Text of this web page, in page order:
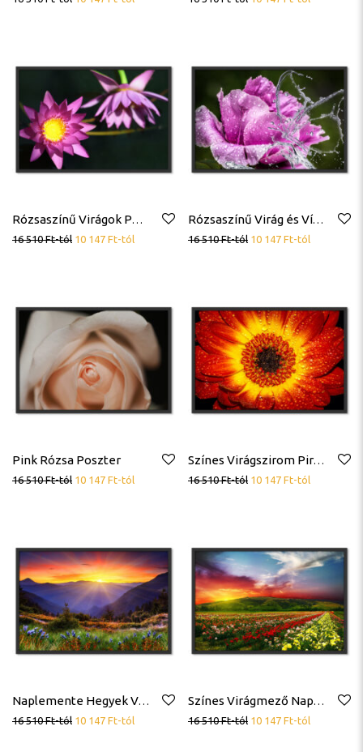
Rózsaszínű Virágok Poszter
16 510Ft-tól 10 147 Ft-tól
Rózsaszínű Virág és Vízcseppek Poszter
16 510Ft-tól 10 147 Ft-tól
Pink Rózsa Poszter
16 510Ft-tól 10 147 Ft-tól
Színes Virágszirom Piros Sárga Vízcseppek Poszter
16 510Ft-tól 10 147 Ft-tól
Naplemente Hegyek Virágok Poszter
16 510Ft-tól 10 147 Ft-tól
Színes Virágmező Naplemente Tájkép Poszter
16 510Ft-tól 10 147 Ft-tól